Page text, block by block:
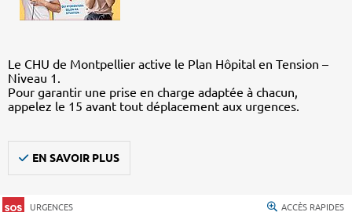
Le CHU de Montpellier active le Plan Hôpital en Tension –
Niveau 1.
Pour garantir une prise en charge adaptée à chacun,
appelez le 15 avant tout déplacement aux urgences.
EN SAVOIR PLUS
URGENCES ACCÈS RAPIDES